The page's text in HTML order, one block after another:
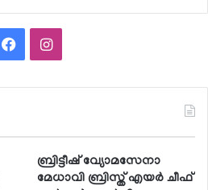
FacebookInstagram
ബ്രിട്ടീഷ് വ്യോമസേനാ
മേധാവി ബ്രിസ്ത് എയര്‍ ചീഫ്